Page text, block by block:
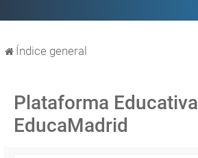
Índice general
Plataforma Educativa
EducaMadrid